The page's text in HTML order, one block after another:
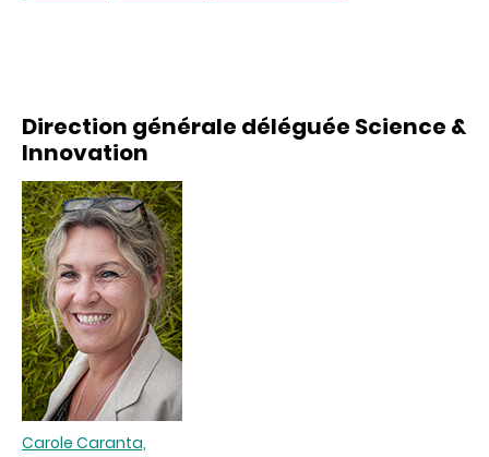
Direction générale déléguée Science &
Innovation
Carole Caranta,